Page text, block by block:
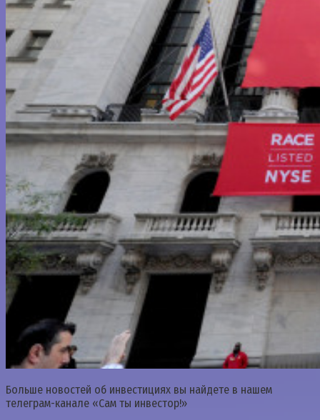
Больше новостей об инвестициях вы найдете в нашем
телеграм-канале «Сам ты инвестор!»